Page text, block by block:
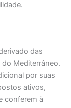
das
Mediterrâneo.
por suas
ativos,
conferem à